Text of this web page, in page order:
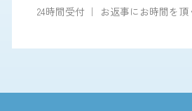
24時間受付 ｜ お返事にお時間を頂